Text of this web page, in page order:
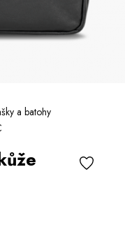
a batohy